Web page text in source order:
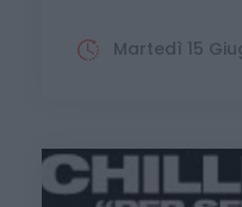
Martedì 15